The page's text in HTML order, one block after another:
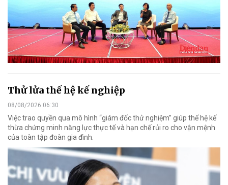
Thử lửa thế hệ kế nghiệp
08/08/2026 06:30
Việc trao quyền qua mô hình “giám đốc thử nghiệm” giúp thế hệ kế
thừa chứng minh năng lực thực tế và hạn chế rủi ro cho vận mệnh
của toàn tập đoàn gia đình.